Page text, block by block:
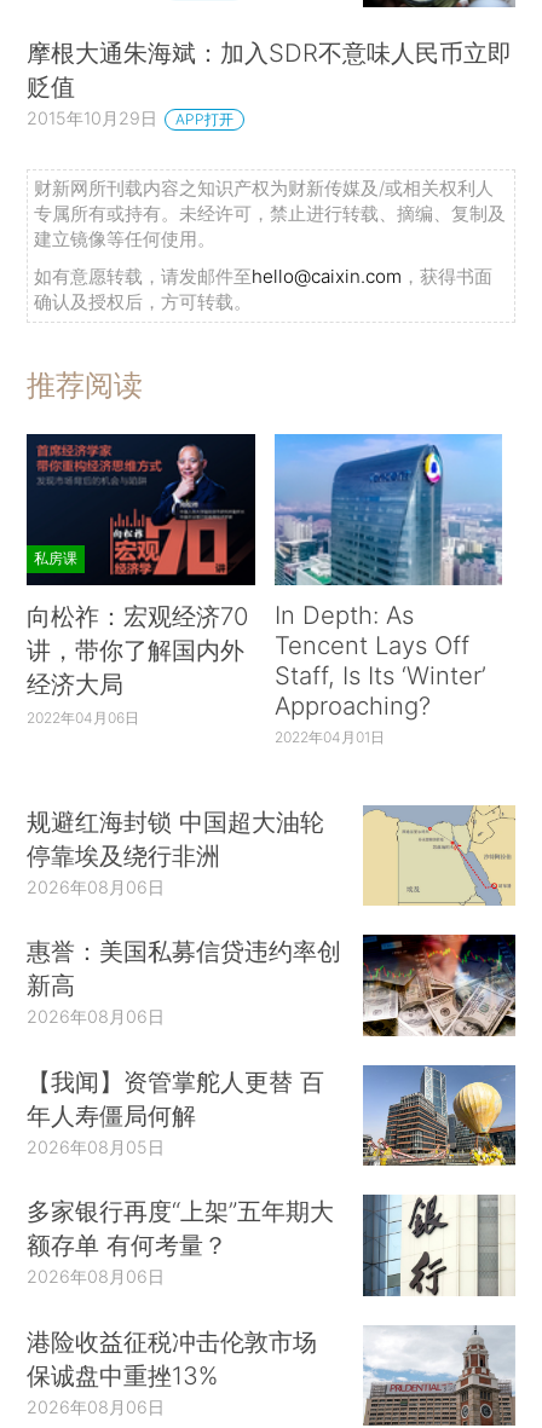
摩根大通朱海斌：加入SDR不意味人民币立即
贬值
2015年10月29日 APP打开
财新网所刊载内容之知识产权为财新传媒及/或相关权利人
专属所有或持有。未经许可，禁止进行转载、摘编、复制及
建立镜像等任何使用。
如有意愿转载，请发邮件至hello@caixin.com ，获得书面
确认及授权后，方可转载。
推荐阅读
私房课
向松祚：宏观经济70
讲，带你了解国内外
经济大局
2022年04月06日
In Depth: As
Tencent Lays Off
Staff, Is Its ‘Winter’
Approaching?
2022年04月01日
规避红海封锁 中国超大油轮
停靠埃及绕行非洲
2026年08月06日
惠誉：美国私募信贷违约率创
新高
2026年08月06日
【我闻】资管掌舵人更替 百
年人寿僵局何解
2026年08月05日
多家银行再度“上架”五年期大
额存单 有何考量？
2026年08月06日
港险收益征税冲击伦敦市场
保诚盘中重挫13%
2026年08月06日